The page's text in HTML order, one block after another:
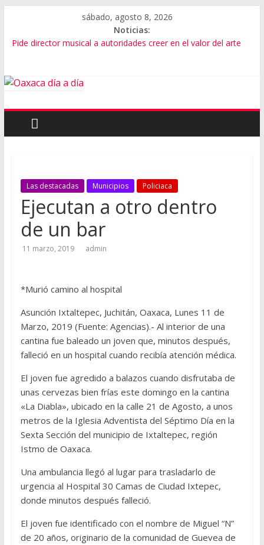
sábado, agosto 8, 2026
Noticias:
Pide director musical a autoridades creer en el valor del arte
Advierten de riesgos por consumo que viene de EU
Cumple gobernador de Oaxaca con rehabilitación de carretera
Las destacadas Municipios Policiaca
Ejecutan a otro dentro
de un bar
11 marzo, 2019 admin
*Murió camino al hospital
Asunción Ixtaltepec, Juchitán, Oaxaca, Lunes 11 de
Marzo, 2019 (Fuente: Agencias).- Al interior de una
cantina fue baleado un joven que, minutos después,
falleció en un hospital cuando recibía atención médica.
El joven fue agredido a balazos cuando disfrutaba de
unas cervezas bien frías este domingo en la cantina
«La Diabla», ubicado en la calle 21 de Agosto, a unos
metros de la Iglesia Adventista del Séptimo Día en la
Sexta Sección del municipio de Ixtaltepec, región
Istmo de Oaxaca.
Una ambulancia llegó al lugar para trasladarlo de
urgencia al Hospital 30 Camas de Ciudad Ixtepec,
donde minutos después falleció.
El joven fue identificado con el nombre de Miguel “N”
de 20 años, originario de la comunidad de Guevea de